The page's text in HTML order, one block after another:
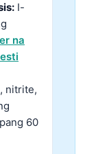
I-
na
nitrite,
60